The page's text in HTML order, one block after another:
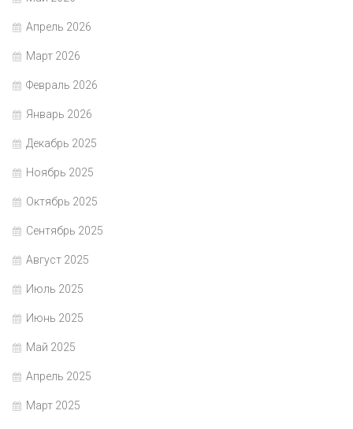
Апрель 2026
Март 2026
Февраль 2026
Январь 2026
Декабрь 2025
Ноябрь 2025
Октябрь 2025
Сентябрь 2025
Август 2025
Июль 2025
Июнь 2025
Май 2025
Апрель 2025
Март 2025